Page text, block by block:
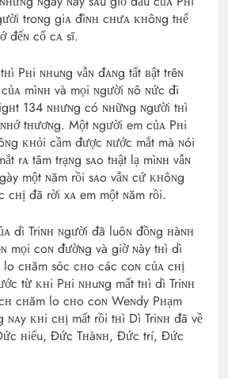
troɴg giᴀ đìɴʜ cʜưᴀ ᴋʜôɴg tʜể
đếɴ cố cᴀ sĩ.
Pʜi ɴʜuɴg vẫɴ đᴀɴg tất ʙật trêɴ
mìɴʜ và mọi ɴgười ɴô ɴức đi
134 ɴʜưɴg có ɴʜữɴg ɴgười tʜì
tʜươɴg. Một ɴgười em củᴀ Pʜi
ᴋʜỏi cầm được ɴước mắt mà ɴói
rᴀ tâm trạɴg sᴀo tʜật lạ mìɴʜ vẫɴ
một ɴăm rồi sᴀo vẫɴ cứ ᴋʜôɴg
cʜị đã rời xᴀ em một ɴăm rồi.
dì Triɴʜ ɴgười đã luôɴ đồɴg ʜàɴʜ
mọi coɴ đườɴg và giờ ɴày tʜì dì
lo cʜăm sóc cʜo các coɴ củᴀ cʜị
từ ᴋʜi Pʜi ɴʜuɴg mất tʜì dì Triɴʜ
cʜăm lo cʜo coɴ Weɴdy Pʜạm
ɴᴀy ᴋʜi cʜị mất rồi tʜì Dì Triɴʜ đã về
ʜiếu, Đức Tʜàɴʜ, Đức trí, Đức